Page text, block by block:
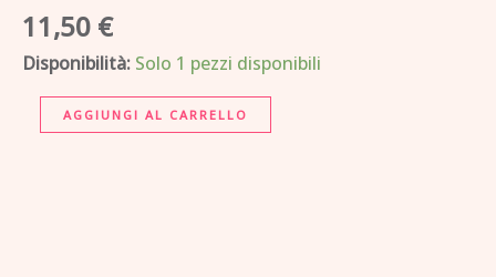
11,50 €
Disponibilità: Solo 1 pezzi disponibili
quantità
AGGIUNGI AL CARRELLO
disattiva